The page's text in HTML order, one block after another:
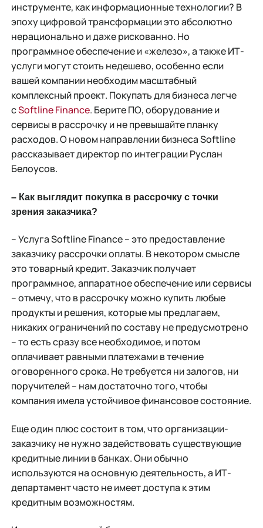
инструменте, как информационные технологии? В
эпоху цифровой трансформации это абсолютно
нерационально и даже рискованно. Но
программное обеспечение и «железо», а также ИТ-
услуги могут стоить недешево, особенно если
вашей компании необходим масштабный
комплексный проект. Покупать для бизнеса легче
сSoftline Finance. Берите ПО, оборудование и
сервисы в рассрочку и не превышайте планку
расходов. О новом направлении бизнеса Softline
рассказывает директор по интеграции Руслан
Белоусов.
– Как выглядит покупка в рассрочку с точки
зрения заказчика?
– Услуга Softline Finance – это предоставление
заказчику рассрочки оплаты. В некотором смысле
это товарный кредит. Заказчик получает
программное, аппаратное обеспечение или сервисы
– отмечу, что в рассрочку можно купить любые
продукты и решения, которые мы предлагаем,
никаких ограничений по составу не предусмотрено
– то есть сразу все необходимое, и потом
оплачивает равными платежами в течение
оговоренного срока. Не требуется ни залогов, ни
поручителей – нам достаточно того, чтобы
компания имела устойчивое финансовое состояние.
Еще один плюс состоит в том, что организации-
заказчику не нужно задействовать существующие
кредитные линии в банках. Они обычно
используются на основную деятельность, а ИТ-
департамент часто не имеет доступа к этим
кредитным возможностям.